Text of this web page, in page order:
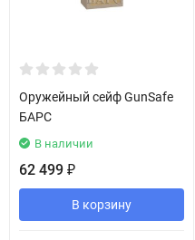
Оружейный сейф GunSafe
БАРС
В наличии
62 499 ₽
В корзину